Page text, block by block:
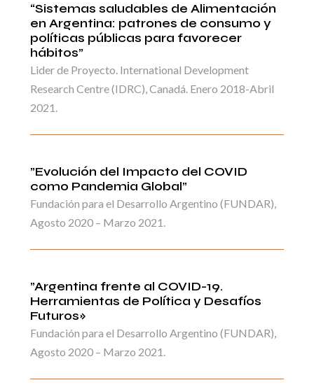
“Sistemas saludables de Alimentación
en Argentina: patrones de consumo y
políticas públicas para favorecer
hábitos”
Lider de Proyecto. International Development
Research Centre (IDRC), Canadá. Enero 2018-Abril
2021.
”Evolución del Impacto del COVID
como Pandemia Global”
Fundación para el Desarrollo Argentino (FUNDAR),
Agosto 2020 – Marzo 2021.
”Argentina frente al COVID-19.
Herramientas de Política y Desafíos
Futuros»
Fundación para el Desarrollo Argentino (FUNDAR),
Agosto 2020 – Marzo 2021.